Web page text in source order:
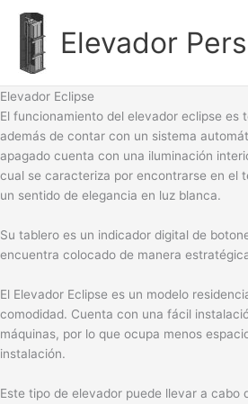
contenido
Elevador
Elevador Eclipse
El funcionamiento del elevador eclipse es
además de contar con un sistema
apagado cuenta con una iluminación
cual se caracteriza por encontrarse en el
un sentido de elegancia en luz blanca.
Su tablero es un indicador digital de
encuentra colocado de manera
El Elevador Eclipse es un modelo
comodidad. Cuenta con una fácil
máquinas, por lo que ocupa menos
instalación.
Este tipo de elevador puede llevar a cabo